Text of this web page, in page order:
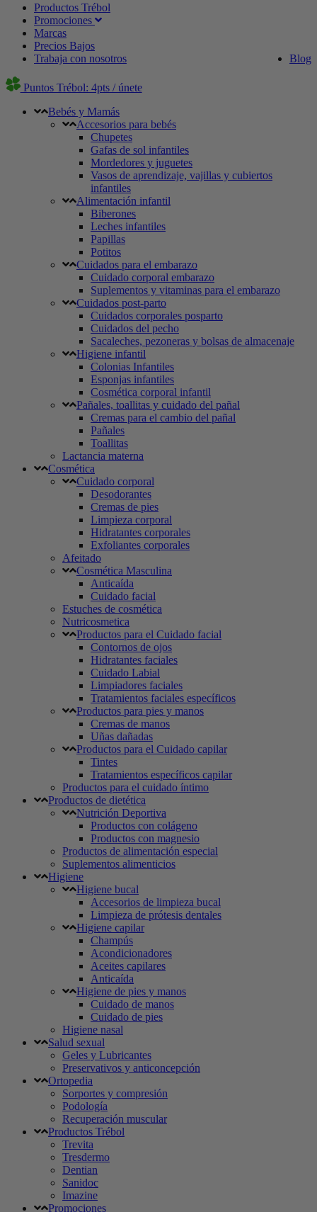
Productos Trébol
Promociones
Marcas
Precios Bajos
Blog
Trabaja con nosotros
Puntos Trébol: 4pts / únete
Bebés y Mamás
Accesorios para bebés
Chupetes
Gafas de sol infantiles
Mordedores y juguetes
Vasos de aprendizaje, vajillas y cubiertos
infantiles
Alimentación infantil
Biberones
Leches infantiles
Papillas
Potitos
Cuidados para el embarazo
Cuidado corporal embarazo
Suplementos y vitaminas para el embarazo
Cuidados post-parto
Cuidados corporales posparto
Cuidados del pecho
Sacaleches, pezoneras y bolsas de almacenaje
Higiene infantil
Colonias Infantiles
Esponjas infantiles
Cosmética corporal infantil
Pañales, toallitas y cuidado del pañal
Cremas para el cambio del pañal
Pañales
Toallitas
Lactancia materna
Cosmética
Cuidado corporal
Desodorantes
Cremas de pies
Limpieza corporal
Hidratantes corporales
Exfoliantes corporales
Afeitado
Cosmética Masculina
Anticaída
Cuidado facial
Estuches de cosmética
Nutricosmetica
Productos para el Cuidado facial
Contornos de ojos
Hidratantes faciales
Cuidado Labial
Limpiadores faciales
Tratamientos faciales específicos
Productos para pies y manos
Cremas de manos
Uñas dañadas
Productos para el Cuidado capilar
Tintes
Tratamientos específicos capilar
Productos para el cuidado íntimo
Productos de dietética
Nutrición Deportiva
Productos con colágeno
Productos con magnesio
Productos de alimentación especial
Suplementos alimenticios
Higiene
Higiene bucal
Accesorios de limpieza bucal
Limpieza de prótesis dentales
Higiene capilar
Champús
Acondicionadores
Aceites capilares
Anticaída
Higiene de pies y manos
Cuidado de manos
Cuidado de pies
Higiene nasal
Salud sexual
Geles y Lubricantes
Preservativos y anticoncepción
Ortopedia
Sorportes y compresión
Podología
Recuperación muscular
Productos Trébol
Trevita
Tresdermo
Dentian
Sanidoc
Imazine
Promociones